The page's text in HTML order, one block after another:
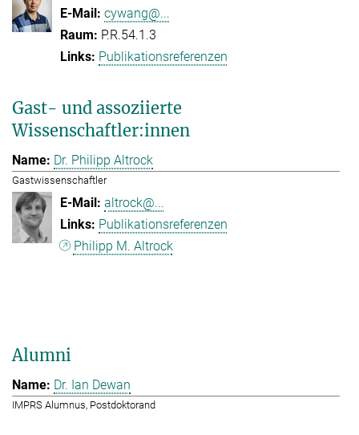
cywang@...
P.R.54.1.3
Publikationsreferenzen
Gast- und assoziierte
Wissenschaftler:innen
Dr. Philipp Altrock
Gastwissenschaftler
altrock@...
Publikationsreferenzen
Philipp M. Altrock
Alumni
Dr. Ian Dewan
IMPRS Alumnus, Postdoktorand